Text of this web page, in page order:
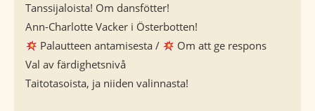
Tanssijaloista! Om dansfötter!
Ann-Charlotte Vacker i Österbotten!
Palautteen antamisesta /
Om att ge respons
Val av färdighetsnivå
Taitotasoista, ja niiden valinnasta!